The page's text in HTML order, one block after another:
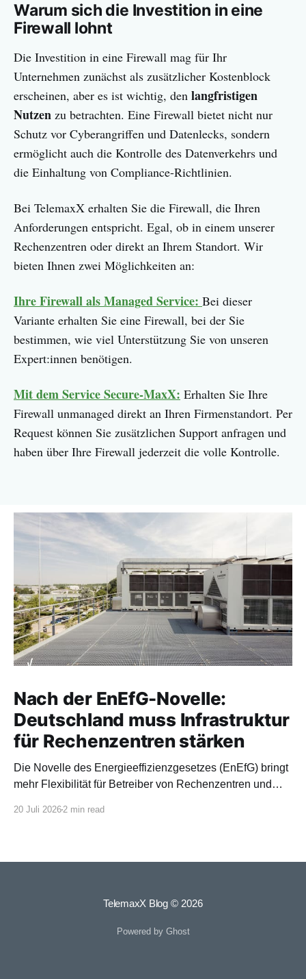
Warum sich die Investition in eine
Firewall lohnt
Die Investition in eine Firewall mag für Ihr
Unternehmen zunächst als zusätzlicher Kostenblock
erscheinen, aber es ist wichtig, den langfristigen
Nutzen zu betrachten. Eine Firewall bietet nicht nur
Schutz vor Cyberangriffen und Datenlecks, sondern
ermöglicht auch die Kontrolle des Datenverkehrs und
die Einhaltung von Compliance-Richtlinien.
Bei TelemaxX erhalten Sie die Firewall, die Ihren
Anforderungen entspricht. Egal, ob in einem unserer
Rechenzentren oder direkt an Ihrem Standort. Wir
bieten Ihnen zwei Möglichkeiten an:
Ihre Firewall als Managed Service: Bei dieser
Variante erhalten Sie eine Firewall, bei der Sie
bestimmen, wie viel Unterstützung Sie von unseren
Expert:innen benötigen.
Mit dem Service Secure-MaxX: Erhalten Sie Ihre
Firewall unmanaged direkt an Ihren Firmenstandort. Per
Request können Sie zusätzlichen Support anfragen und
haben über Ihre Firewall jederzeit die volle Kontrolle.
Nach der EnEfG-Novelle:
Deutschland muss Infrastruktur
für Rechenzentren stärken
Die Novelle des Energieeffizienzgesetzes (EnEfG) bringt
mehr Flexibilität für Betreiber von Rechenzentren und
20 Juli 20262 min read
TelemaxX Blog © 2026
Powered by Ghost